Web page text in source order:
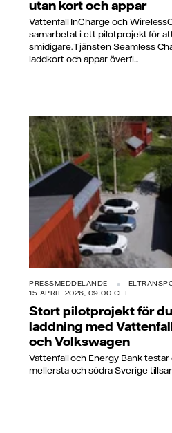
utan kort och appar
Vattenfall InCharge och
samarbetat i ett pilotprojekt för
smidigare. Tjänsten Seamless
laddkort och appar överfl...
PRESSMEDDELANDE
15 APRIL 2026, 09:00 CET
Stort pilotprojekt för
laddning med
och Volkswagen
Vattenfall och Energy Bank
mellersta och södra Sverige